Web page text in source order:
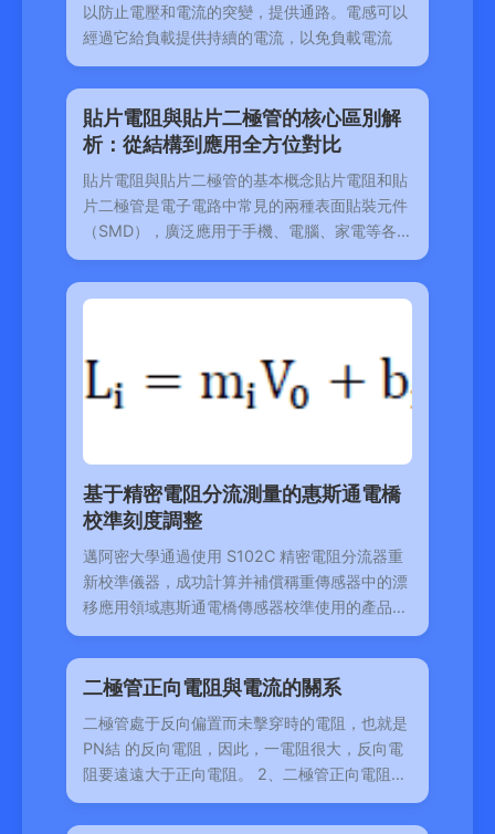
以防止電壓和電流的突變，提供通路。電感可以
經過它給負載提供持續的電流，以免負載電流
貼片電阻與貼片二極管的核心區別解
析：從結構到應用全方位對比
貼片電阻與貼片二極管的基本概念貼片電阻和貼
片二極管是電子電路中常見的兩種表面貼裝元件
（SMD），廣泛應用于手機、電腦、家電等各類
電子產品中
基于精密電阻分流測量的惠斯通電橋
校準刻度調整
邁阿密大學通過使用 S102C 精密電阻分流器重
新校準儀器，成功計算并補償稱重傳感器中的漂
移應用領域惠斯通電橋傳感器校準使用的產品
S102C Bulk Metal&nb
二極管正向電阻與電流的關系
二極管處于反向偏置而未擊穿時的電阻，也就是
PN結 的反向電阻，因此，一電阻很大，反向電
阻要遠遠大于正向電阻。 2、二極管正向電阻的
大小還和正